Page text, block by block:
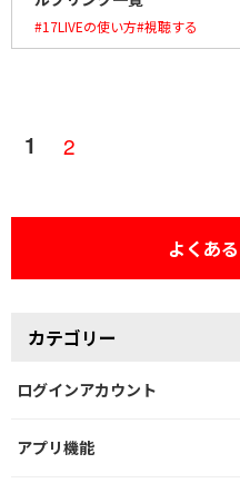
#17LIVEの使い方#視聴する
投
の
ペ
ー
り
ペ
1 ペ
2
よくあ
カテゴリー
ログインアカウント
アプリ機能